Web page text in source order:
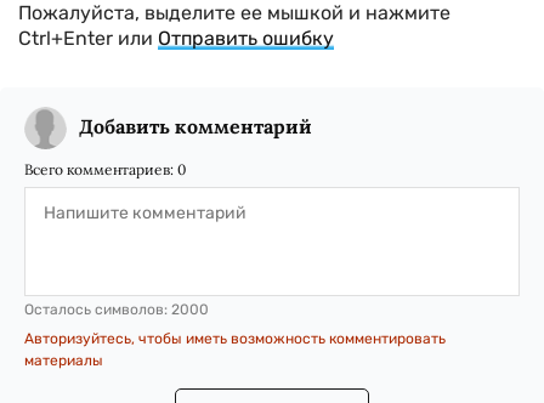
Пожалуйста, выделите ее мышкой и нажмите
Ctrl+Enter или Отправить ошибку
Добавить комментарий
Всего комментариев: 0
Осталось символов: 2000
Авторизуйтесь, чтобы иметь возможность комментировать
материалы